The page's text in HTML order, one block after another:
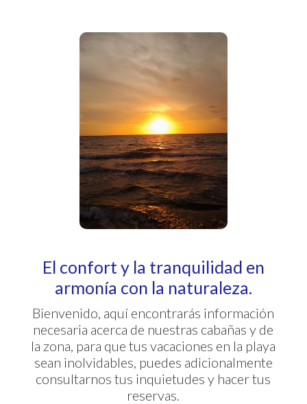
El confort y la tranquilidad en
armonía con la naturaleza.
Bienvenido, aquí encontrarás información
necesaria acerca de nuestras cabañas y de
la zona, para que tus vacaciones en la playa
sean inolvidables, puedes adicionalmente
consultarnos tus inquietudes y hacer tus
reservas.